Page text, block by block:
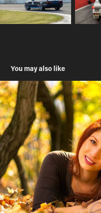
You may also like